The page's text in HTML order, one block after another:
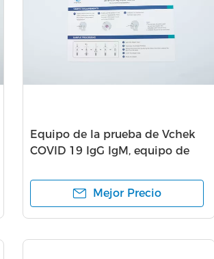
Equipo de la prueba de Vchek
COVID 19 IgG IgM, equipo de
casete
Mejor Precio